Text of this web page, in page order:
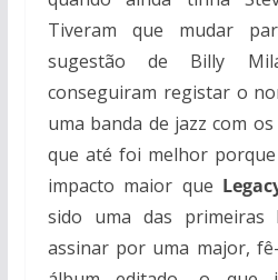
Tiveram que mudar
sugestão de Billy
conseguiram registar o
uma banda de jazz com
que até foi melhor
impacto maior que
sido uma das primeiras
assinar por uma major,